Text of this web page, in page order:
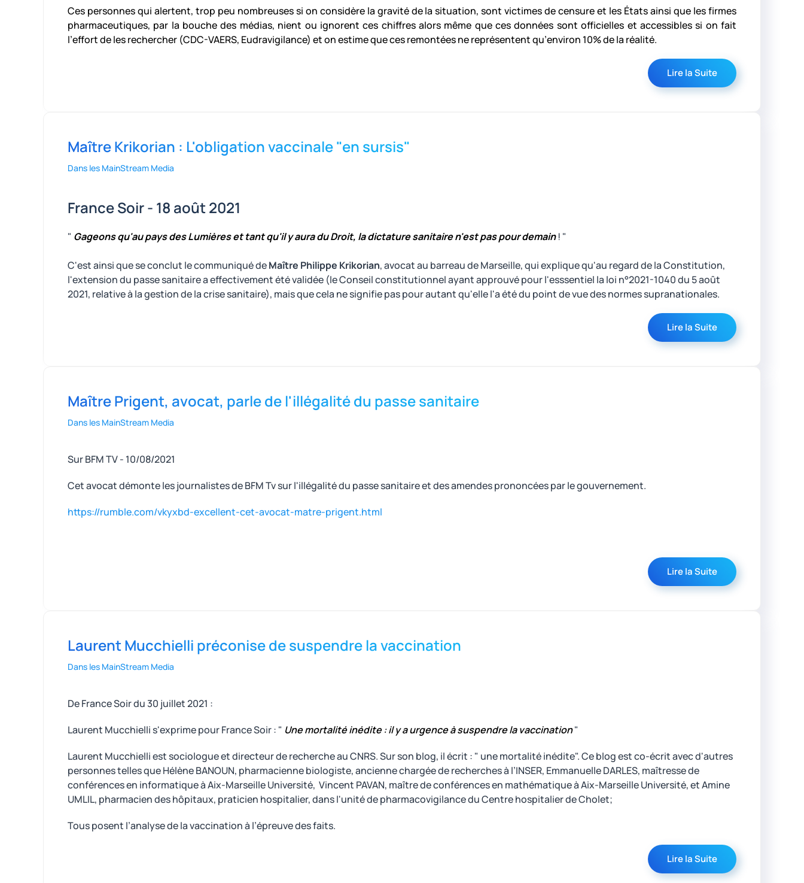
Ces personnes qui alertent, trop peu nombreuses si on considère la gravité de la situation, sont victimes de censure et les États ainsi que les firmes
pharmaceutiques, par la bouche des médias, nient ou ignorent ces chiffres alors même que ces données sont officielles et accessibles si on fait
l’effort de les rechercher (CDC-VAERS, Eudravigilance) et on estime que ces remontées ne représentent qu’environ 10% de la réalité.
Lire la Suite
Maître Krikorian : L'obligation vaccinale "en sursis"
Dans les MainStream Media
France Soir - 18 août 2021
" Gageons qu'au pays des Lumières et tant qu'il y aura du Droit, la dictature sanitaire n'est pas pour demain! "
C'est ainsi que se conclut le communiqué deMaître Philippe Krikorian, avocat au barreau de Marseille, qui explique qu'au regard de la Constitution,
l'extension du passe sanitaire a effectivement été validée (le Conseil constitutionnel ayant approuvé pour l'esssentiel la loi n°2021-1040 du 5 août
2021, relative à la gestion de la crise sanitaire), mais que cela ne signifie pas pour autant qu'elle l'a été du point de vue des normes supranationales.
Lire la Suite
Maître Prigent, avocat, parle de l'illégalité du passe sanitaire
Dans les MainStream Media
Sur BFM TV - 10/08/2021
Cet avocat démonte les journalistes de BFM Tv sur l'illégalité du passe sanitaire et des amendes prononcées par le gouvernement.
https://rumble.com/vkyxbd-excellent-cet-avocat-matre-prigent.html
Lire la Suite
Laurent Mucchielli préconise de suspendre la vaccination
Dans les MainStream Media
De France Soir du 30 juillet 2021 :
Laurent Mucchielli s'exprime pour France Soir : " Une mortalité inédite : il y a urgence à suspendre la vaccination"
Laurent Mucchielli est sociologue et directeur de recherche au CNRS. Sur son blog, il écrit : " une mortalité inédite". Ce blog est co-écrit avec d'autres
personnes telles que Hélène BANOUN, pharmacienne biologiste, ancienne chargée de recherches à l’INSER, Emmanuelle DARLES, maîtresse de
conférences en informatique à Aix-Marseille Université, Vincent PAVAN, maître de conférences en mathématique à Aix-Marseille Université, et Amine
UMLIL, pharmacien des hôpitaux, praticien hospitalier, dans l'unité de pharmacovigilance du Centre hospitalier de Cholet;
Tous posent l’analyse de la vaccination à l’épreuve des faits.
Lire la Suite